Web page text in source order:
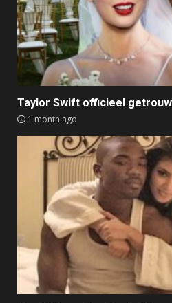
Taylor Swift officieel
1 month ago